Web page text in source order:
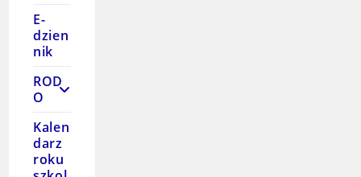
E-
dzien
nik
ROD
O
Kalen
darz
roku